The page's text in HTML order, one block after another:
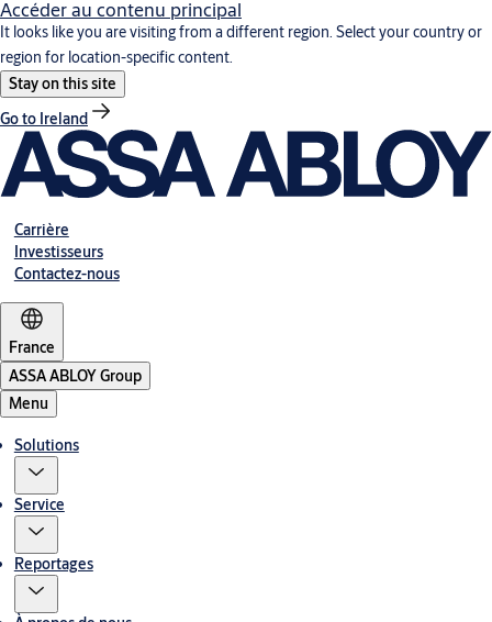
Accéder au contenu principal
It looks like you are visiting from a different region. Select your country or
region for location-specific content.
Stay on this site
Go to Ireland
Carrière
Investisseurs
Contactez-nous
France
ASSA ABLOY Group
Menu
Solutions
Service
Reportages